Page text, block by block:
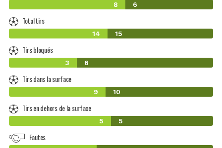
8 6
Total tirs
14 15
Tirs bloqués
3 6
Tirs dans la surface
9 10
Tirs en dehors de la surface
5 5
Fautes